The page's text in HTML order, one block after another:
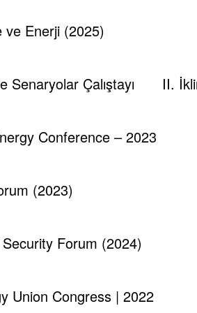
ve Enerji (2025)
Çalıştayı II.
Conference – 2023
(2023)
Forum (2024)
Union Congress | 2022
haklılığını göstermektedir.
politikaları alanında atılan
İlgili analize
öncelik verilmemesi,